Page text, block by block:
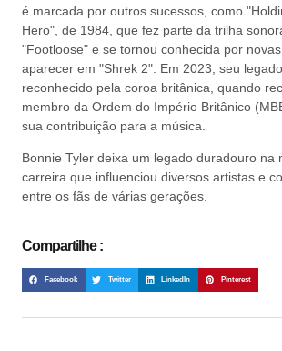
é marcada por outros sucessos, como
Hero", de 1984, que fez parte da trilha
"Footloose" e se tornou conhecida por
aparecer em "Shrek 2". Em 2023, seu
reconhecido pela coroa britânica, quando
membro da Ordem do Império Britânico
sua contribuição para a música.
Bonnie Tyler deixa um legado duradouro na
carreira que influenciou diversos artistas e
entre os fãs de várias gerações.
Compartilhe :
Facebook Twitter LinkedIn Pinterest